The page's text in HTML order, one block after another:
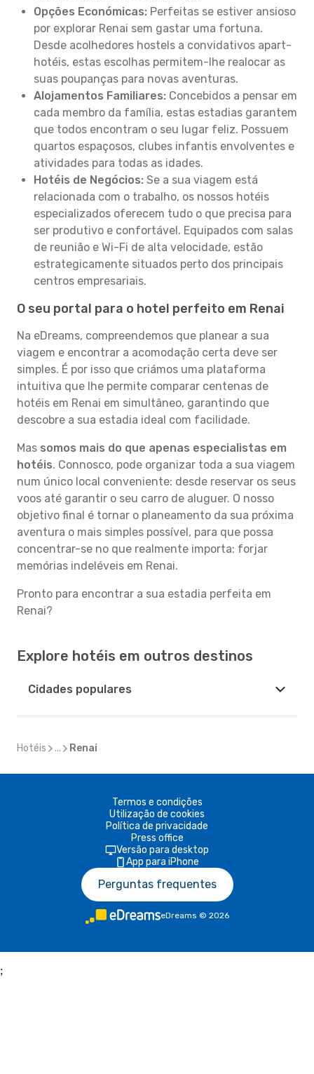
Opções Económicas: Perfeitas se estiver ansioso
por explorar Renai sem gastar uma fortuna.
Desde acolhedores hostels a convidativos apart-
hotéis, estas escolhas permitem-lhe realocar as
suas poupanças para novas aventuras.
Alojamentos Familiares: Concebidos a pensar em
cada membro da família, estas estadias garantem
que todos encontram o seu lugar feliz. Possuem
quartos espaçosos, clubes infantis envolventes e
atividades para todas as idades.
Hotéis de Negócios: Se a sua viagem está
relacionada com o trabalho, os nossos hotéis
especializados oferecem tudo o que precisa para
ser produtivo e confortável. Equipados com salas
de reunião e Wi-Fi de alta velocidade, estão
estrategicamente situados perto dos principais
centros empresariais.
O seu portal para o hotel perfeito em Renai
Na eDreams, compreendemos que planear a sua
viagem e encontrar a acomodação certa deve ser
simples. É por isso que criámos uma plataforma
intuitiva que lhe permite comparar centenas de
hotéis em Renai em simultâneo, garantindo que
descobre a sua estadia ideal com facilidade.
Mas somos mais do que apenas especialistas em
hotéis. Connosco, pode organizar toda a sua viagem
num único local conveniente: desde reservar os seus
voos até garantir o seu carro de aluguer. O nosso
objetivo final é tornar o planeamento da sua próxima
aventura o mais simples possível, para que possa
concentrar-se no que realmente importa: forjar
memórias indeléveis em Renai.
Pronto para encontrar a sua estadia perfeita em
Renai?
Explore hotéis em outros destinos
Cidades populares
Hotéis ... Renai
Termos e condições
Utilização de cookies
Política de privacidade
Press office
Versão para desktop
App para iPhone
Perguntas frequentes
eDreams © 2026
;